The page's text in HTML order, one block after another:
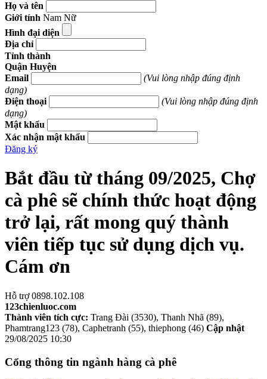
Họ và tên
Giới tính Nam Nữ
Hình đại diện
Địa chỉ
Tỉnh thành
Quận Huyện
Email
(Vui lòng nhập đúng định
dạng)
Điện thoại
(Vui lòng nhập đúng định
dạng)
Mật khẩu
Xác nhận mật khẩu
Đăng ký
Bắt đầu từ tháng 09/2025, Chợ
cà phê sẽ chính thức hoạt động
trở lại, rất mong quý thành
viên tiếp tục sử dụng dịch vụ.
Cám ơn
Hỗ trợ 0898.102.108
123chienluoc.com
Thành viên tích cực: Trang Đài (3530), Thanh Nhã (89),
Phamtrang123 (78), Caphetranh (55), thiephong (46) Cập nhật
29/08/2025 10:30
Cổng thông tin ngành hàng cà phê